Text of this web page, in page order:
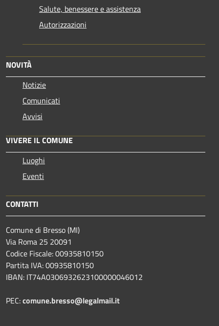
Salute, benessere e assistenza
Autorizzazioni
NOVITÀ
Notizie
Comunicati
Avvisi
VIVERE IL COMUNE
Luoghi
Eventi
CONTATTI
Comune di Bresso (MI)
Via Roma 25 20091
Codice Fiscale: 00935810150
Partita IVA: 00935810150
IBAN: IT74A0306932623100000046012
PEC:comune.bresso@legalmail.it